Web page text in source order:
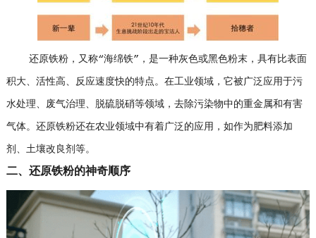
还原铁粉，又称“海绵铁”，是一种灰色或黑色粉末，具有比表面
积大、活性高、反应速度快的特点。在工业领域，它被广泛应用于污
水处理、废气治理、脱硫脱硝等领域，去除污染物中的重金属和有害
气体。还原铁粉还在农业领域中有着广泛的应用，如作为肥料添加
剂、土壤改良剂等。
二、还原铁粉的神奇顺序